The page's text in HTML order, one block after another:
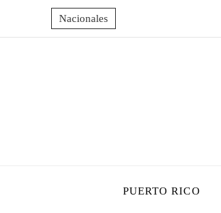
Nacionales
PUERTO RICO